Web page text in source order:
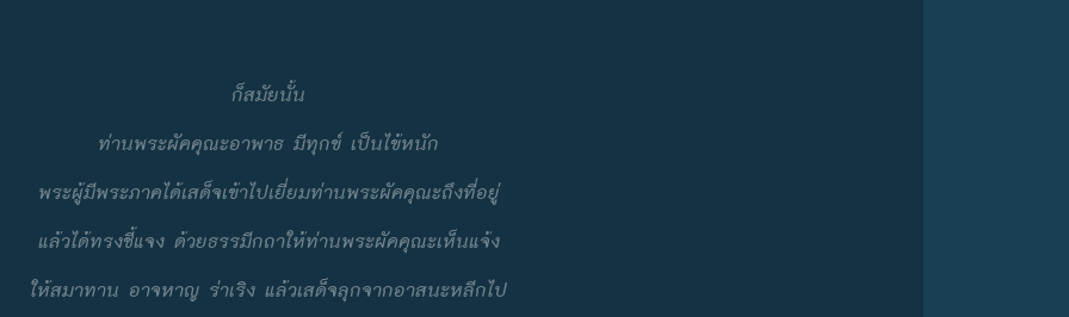
ก็สมัยนั้น
ท่านพระผัคคุณะอาพาธ มีทุกข์ เป็นไข้หนัก
พระผู้มีพระภาคได้เสด็จเข้าไปเยี่ยมท่านพระผัคคุณะถึงที่อยู่
แล้วได้ทรงชี้แจง ด้วยธรรมีกถาให้ท่านพระผัคคุณะเห็นแจ้ง
ให้สมาทาน อาจหาญ ร่าเริง แล้วเสด็จลุกจากอาสนะหลีกไป